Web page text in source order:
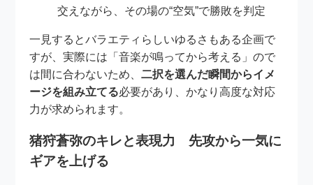
交えながら、その場の“空気”で勝敗を判定
一見するとバラエティらしいゆるさもある企画で
すが、実際には「音楽が鳴ってから考える」ので
は間に合わないため、二択を選んだ瞬間からイメ
ージを組み立てる必要があり、かなり高度な対応
力が求められます。
猪狩蒼弥のキレと表現力 先攻から一気に
ギアを上げる